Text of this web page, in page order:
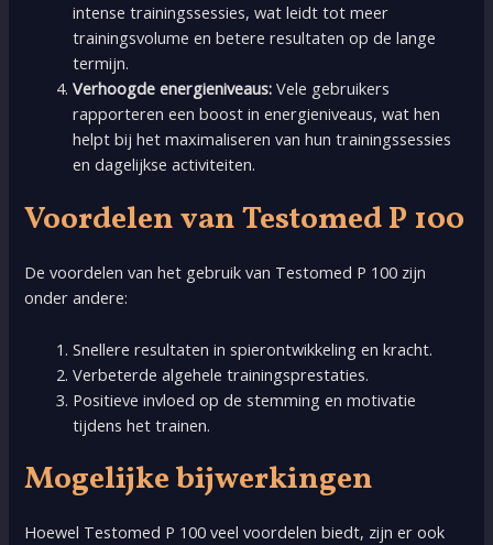
intense trainingssessies, wat leidt tot meer
trainingsvolume en betere resultaten op de lange
termijn.
Verhoogde energieniveaus: Vele gebruikers
rapporteren een boost in energieniveaus, wat hen
helpt bij het maximaliseren van hun trainingssessies
en dagelijkse activiteiten.
Voordelen van Testomed P 100
De voordelen van het gebruik van Testomed P 100 zijn
onder andere:
Snellere resultaten in spierontwikkeling en kracht.
Verbeterde algehele trainingsprestaties.
Positieve invloed op de stemming en motivatie
tijdens het trainen.
Mogelijke bijwerkingen
Hoewel Testomed P 100 veel voordelen biedt, zijn er ook